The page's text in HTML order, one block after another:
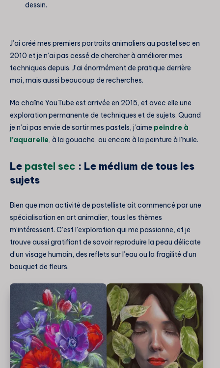
dessin.
J’ai créé mes premiers portraits animaliers au pastel sec en
2010 et je n’ai pas cessé de chercher à améliorer mes
techniques depuis. J’ai énormément de pratique derrière
moi, mais aussi beaucoup de recherches.
Ma chaîne YouTube est arrivée en 2015, et avec elle une
exploration permanente de techniques et de sujets. Quand
je n’ai pas envie de sortir mes pastels, j’aime peindre à
l’aquarelle, à la gouache, ou encore à la peinture à l’huile.
Le pastel sec : Le médium de tous les
sujets
Bien que mon activité de pastelliste ait commencé par une
spécialisation en art animalier, tous les thèmes
m’intéressent. C’est l’exploration qui me passionne, et je
trouve aussi gratifiant de savoir reproduire la peau délicate
d’un visage humain, des reflets sur l’eau ou la fragilité d’un
bouquet de fleurs.